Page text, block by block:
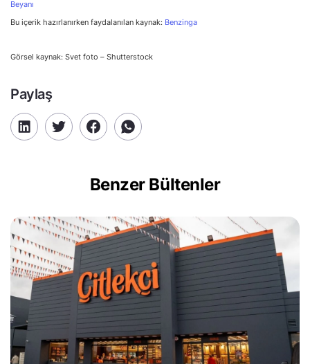
Beyanı
Bu içerik hazırlanırken faydalanılan kaynak: Benzinga
Görsel kaynak: Svet foto – Shutterstock
Paylaş
Benzer Bültenler